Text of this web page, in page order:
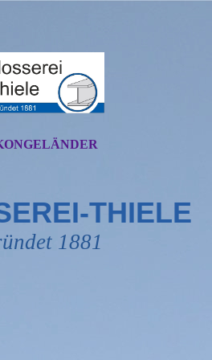
THIELE
1881